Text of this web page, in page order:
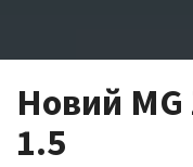
Новий MG
1.5